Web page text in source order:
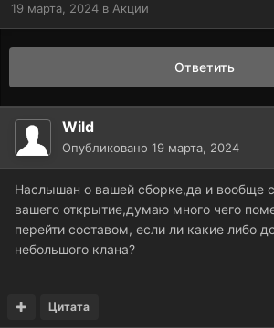
19 марта, 2024 в Акции
Ответить
Wild
Опубликовано 19 марта, 2024
Наслышан о вашей сборке,да и вообще
вашего открытие,думаю много чего
перейти составом, если ли какие либо
небольшого клана?
Цитата